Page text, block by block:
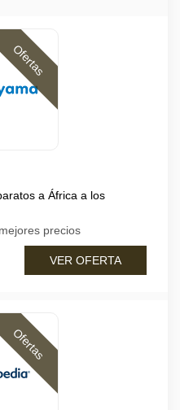
Ofertas
a África a los
precios
VER OFERTA
Ofertas